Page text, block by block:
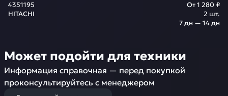
4351195
HITACHI
2 шт.
От1 280 ₽
7 дн — 14 дн
Может подойти для техники
Информация справочная — перед покупкой
проконсультируйтесь с менеджером